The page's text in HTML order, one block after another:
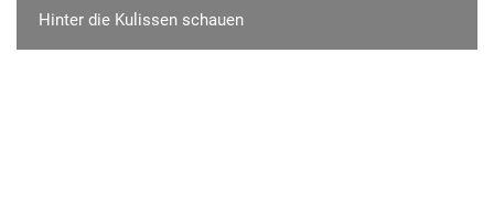
Hinter die Kulissen schauen